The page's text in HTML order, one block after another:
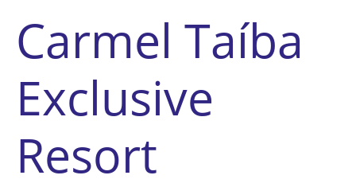
Carmel Taíba
Exclusive
Resort